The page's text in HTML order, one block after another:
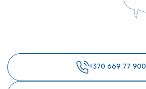
+370 669 77 900